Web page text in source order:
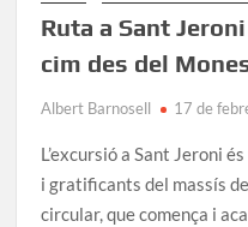
Ruta a Sant
cim des del
Albert Barnosell 17 de
L’excursió a Sant Jeroni
i gratificants del massís
circular, que comença i